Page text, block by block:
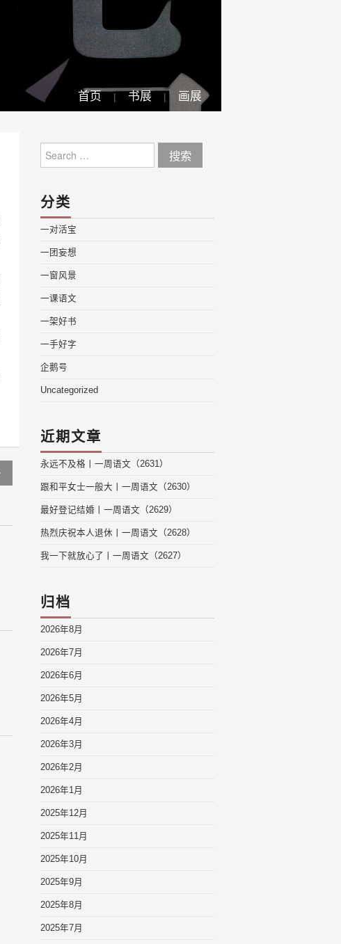
首页 书展 画展
for:
分类
一对活宝
一团妄想
一窗风景
一课语文
一架好书
一手好字
企鹅号
Uncategorized
近期文章
永远不及格丨一周语文（2631）
跟和平女士一般大丨一周语文（2630）
最好登记结婚丨一周语文（2629）
热烈庆祝本人退休丨一周语文（2628）
我一下就放心了丨一周语文（2627）
归档
2026年8月
2026年7月
2026年6月
2026年5月
2026年4月
2026年3月
2026年2月
2026年1月
2025年12月
2025年11月
2025年10月
2025年9月
2025年8月
2025年7月